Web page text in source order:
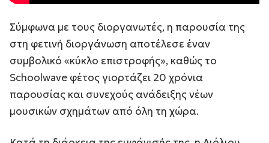
Σύμφωνα με τους διοργανωτές, η παρουσία της
στη φετινή διοργάνωση αποτέλεσε έναν
συμβολικό «κύκλο επιστροφής», καθώς το
Schoolwave φέτος γιορτάζει 20 χρόνια
παρουσίας και συνεχούς ανάδειξης νέων
μουσικών σχημάτων από όλη τη χώρα.